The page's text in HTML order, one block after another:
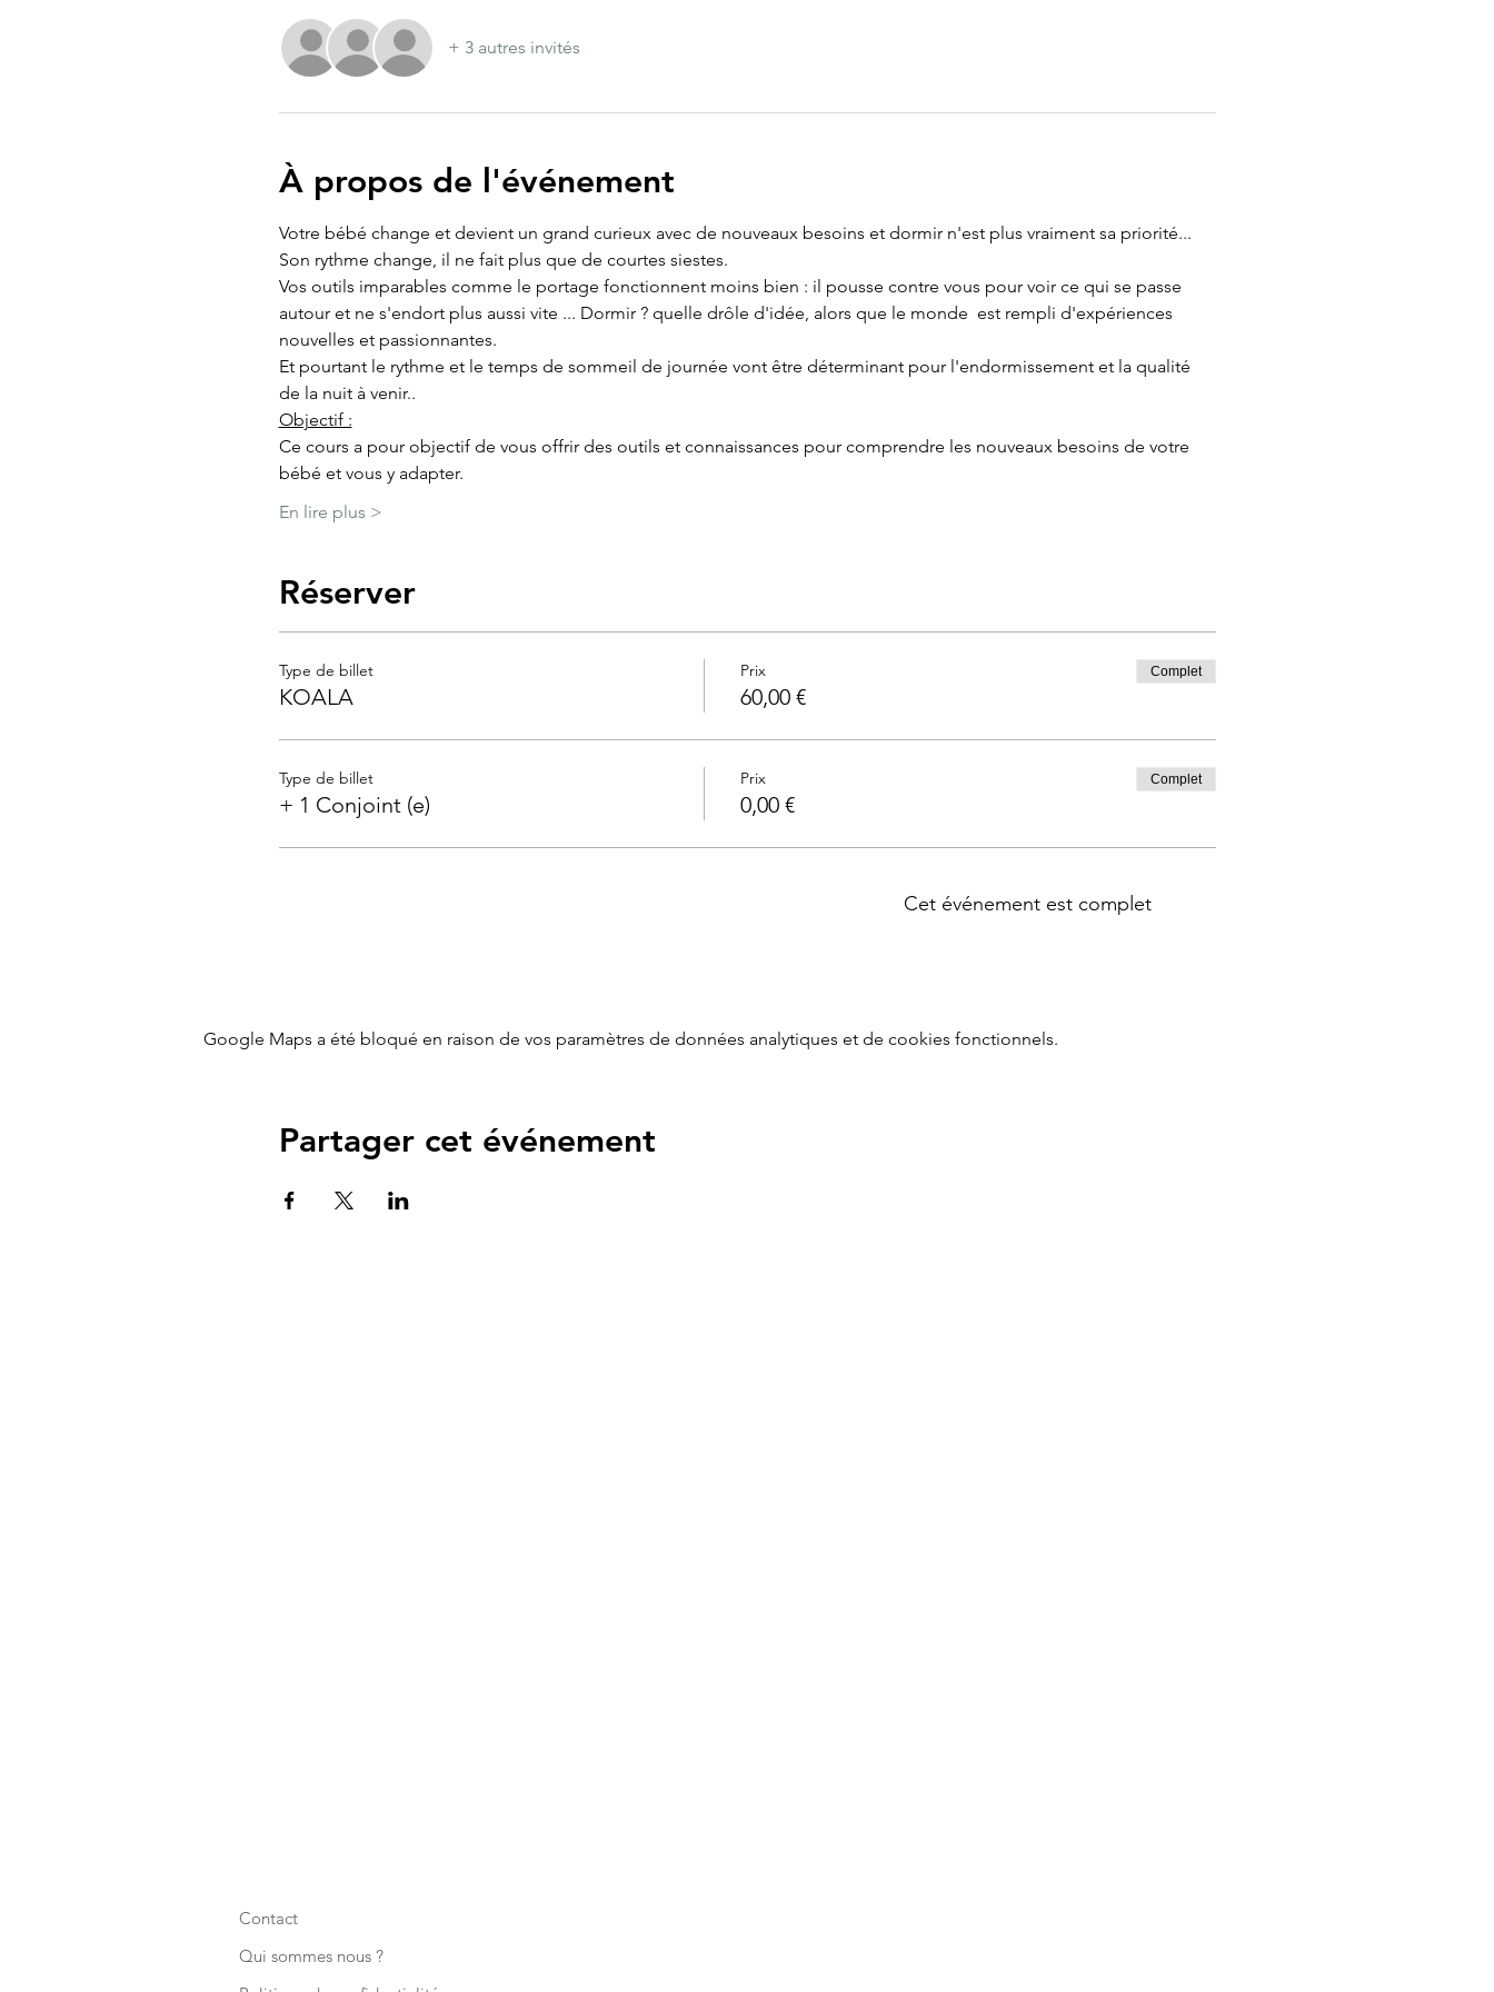
+ 3 autres invités
À propos de l'événement
Votre bébé change et devient un grand curieux avec de nouveaux besoins et dormir n'est plus vraiment sa priorité...
Son rythme change, il ne fait plus que de courtes siestes.
Vos outils imparables comme le portage fonctionnent moins bien : il pousse contre vous pour voir ce qui se passe
autour et ne s'endort plus aussi vite ... Dormir ? quelle drôle d'idée, alors que le monde  est rempli d'expériences
nouvelles et passionnantes.
Et pourtant le rythme et le temps de sommeil de journée vont être déterminant pour l'endormissement et la qualité
de la nuit à venir..
Objectif :
Ce cours a pour objectif de vous offrir des outils et connaissances pour comprendre les nouveaux besoins de votre
bébé et vous y adapter.
En lire plus >
Réserver
Type de billet
KOALA
Prix
60,00 €
Complet
Type de billet
+ 1 Conjoint (e)
Prix
0,00 €
Complet
Cet événement est complet
Google Maps a été bloqué en raison de vos paramètres de données analytiques et de cookies fonctionnels.
Partager cet événement
Contact
Qui sommes nous ?